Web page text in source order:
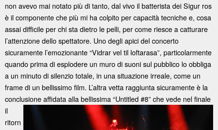
non avevo mai notato più di tanto, dal vivo il batterista dei Sigur ros
è il componente che più mi ha colpito per capacità tecniche e, cosa
assai difficile per chi sta dietro le pelli, per come riesce a catturare
l’attenzione dello spettatore. Uno degli apici del concerto
sicuramente l’emozionante “Vidrar vel til loftarasa”, particolarmente
quando prima di esplodere un muro di suoni sul pubblico lo obbliga
a un minuto di silenzio totale, in una situazione irreale, come un
frame di un bellissimo film. L’altra vetta raggiunta sicuramente è la
conclusione affidataalla bellissima “Untitled #8” che vede nel finale
il
ritorn